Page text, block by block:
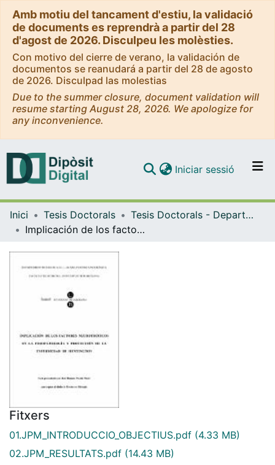
Amb motiu del tancament d'estiu, la validació
de documents es reprendrà a partir del 28
d'agost de 2026. Disculpeu les molèsties.
Con motivo del cierre de verano, la validación de
documentos se reanudará a partir del 28 de agosto
de 2026. Disculpad las molestias
Due to the summer closure, document validation will
resume starting August 28, 2026. We apologize for
any inconvenience.
Navega per tot el DD
Iniciar sessió (current)
Inici Tesis Doctorals
Tesis Doctorals - Departament - Biologia Cel·lular i Anatomia Patològica
Implicación de los factores neurotróficos en la fisiopatología y protección de la enfermedad de Huntington
Fitxers
01.JPM_INTRODUCCIO_OBJECTIUS.pdf (4.33 MB)
02.JPM_RESULTATS.pdf (14.43 MB)